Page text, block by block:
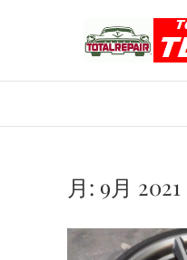
ホイ
ータ
月: 9月 2021